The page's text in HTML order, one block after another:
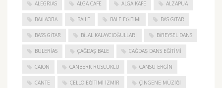
ALEGRIAS ALGA CAFE ALGA KAFE ALZAPUA
BAILAORA BAILE BALE EĞITIMI BAS GITAR
BASS GITAR BILAL KALAYCIOĞULLARI BIREYSEL DANS
BULERIAS ÇAĞDAŞ BALE ÇAĞDAŞ DANS EĞITIMI
CAJON CANBERK RUSCUKLU CANSU ERGIN
CANTE ÇELLO EĞITIMI İZMIR ÇINGENE MÜZIĞI